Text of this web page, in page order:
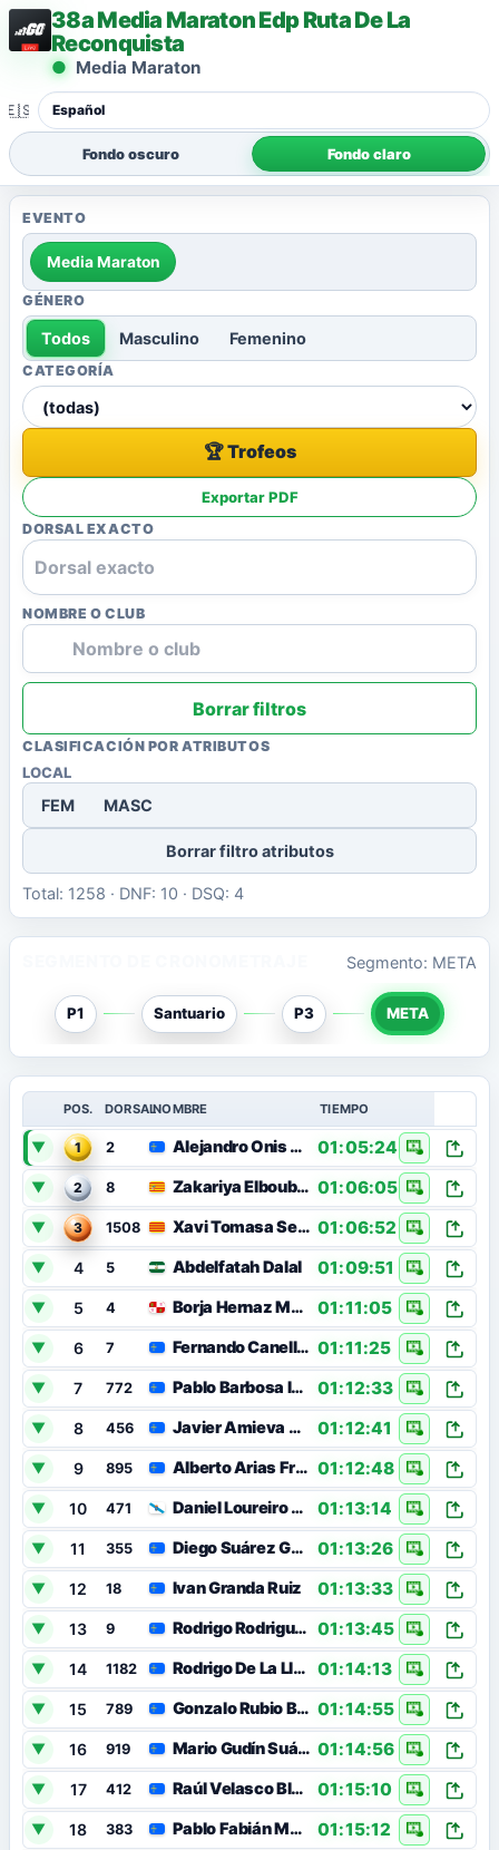
38a Media Maraton Edp Ruta De La
Reconquista
Media Maraton
🇪🇸
Fondo oscuro Fondo claro
EVENTO
Media Maraton
GÉNERO
Todos Masculino Femenino
CATEGORÍA
🏆 Trofeos
Exportar PDF
DORSAL EXACTO
NOMBRE O CLUB
Borrar filtros
CLASIFICACIÓN POR ATRIBUTOS
LOCAL
FEM MASC
Borrar filtro atributos
Total: 1258 · DNF: 10 · DSQ: 4
Segmento: META
P1 Santuario P3 META
POS. DORSALNOMBRE TIEMPO
▼ 1 2 Alejandro Onis Díaz 01:05:24
▼ 2 8 Zakariya Elboubekraoui 01:06:05
▼ 3 1508 Xavi Tomasa Serrano 01:06:52
▼ 4 5 Abdelfatah Dalal 01:09:51
▼ 5 4 Borja Hernaz Muñoz 01:11:05
▼ 6 7 Fernando Canellada Barbón 01:11:25
▼ 7 772 Pablo Barbosa Iglesias 01:12:33
▼ 8 456 Javier Amieva Remis 01:12:41
▼ 9 895 Alberto Arias Freije 01:12:48
▼ 10 471 Daniel Loureiro Mosquera 01:13:14
▼ 11 355 Diego Suárez García 01:13:26
▼ 12 18 Ivan Granda Ruiz 01:13:33
▼ 13 9 Rodrigo Rodriguez Fernandez 01:13:45
▼ 14 1182 Rodrigo De La Llana Vega 01:14:13
▼ 15 789 Gonzalo Rubio Berdasco 01:14:55
▼ 16 919 Mario Gudín Suárez 01:14:56
▼ 17 412 Raúl Velasco Blanco 01:15:10
▼ 18 383 Pablo Fabián Mallada Sánchez 01:15:12